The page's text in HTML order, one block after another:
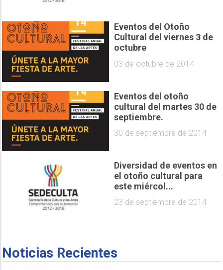
Eventos del Otoño
Cultural del viernes 3 de
octubre
03 de octubre de 2014
Eventos del otoño
cultural del martes 30 de
septiembre.
30 de septiembre de 2014
Diversidad de eventos en
el otoño cultural para
este miércol...
23 de septiembre de 2014
Noticias Recientes